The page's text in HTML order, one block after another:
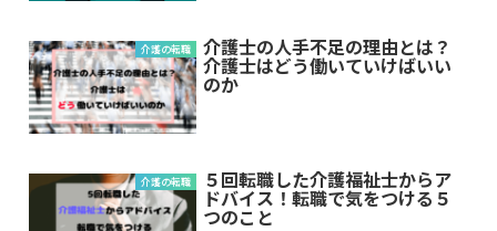
介護の転職 介護士の人手不足の理由とは？
介護士はどう働いていけばいい
のか
介護の転職 ５回転職した介護福祉士からア
ドバイス！転職で気をつける５
つのこと